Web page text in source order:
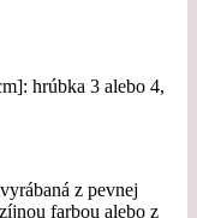
hrúbka 3 alebo 4,
z pevnej
farbou alebo z